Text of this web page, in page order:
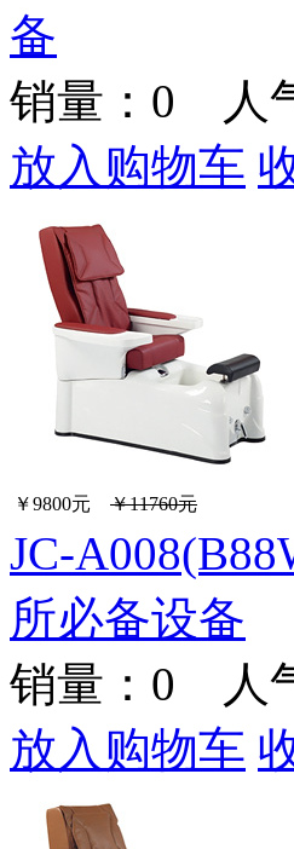
备
销量： 0 人
放入购物车
￥9800元 ￥11760元
JC-
所必备设备
销量： 0 人
放入购物车